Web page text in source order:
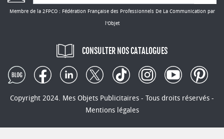
Membre de la 2FPCO : Fédération Française des Professionnels De La Communication par
l'Objet
CONSULTER NOS CATALOGUES
Copyright 2024. Mes Objets Publicitaires - Tous droits réservés -
Mentions légales